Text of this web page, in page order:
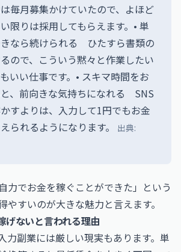
毎月募集かけていたので、よほど
限りは採用してもらえます。• 単
なら続けられる ひたすら書類の
ので、こういう黙々と作業したい
いい仕事です。• スキマ時間をお
、前向きな気持ちになれる SNS
すよりは、入力して1円でもお金
られるようになります。
出典:
力でお金を稼ぐことができた」という
やすいのが大きな魅力と言えます。
げないと言われる理由
力副業には厳しい現実もあります。単